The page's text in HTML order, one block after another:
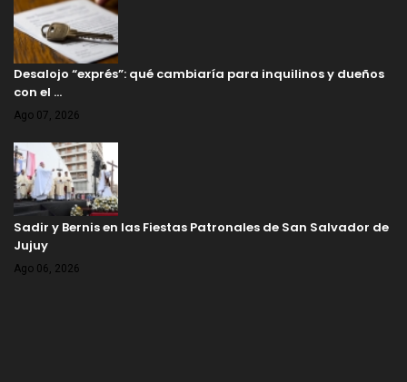
Desalojo “exprés”: qué cambiaría para inquilinos y dueños
con el …
Ago 07, 2026
Sadir y Bernis en las Fiestas Patronales de San Salvador de
Jujuy
Ago 06, 2026